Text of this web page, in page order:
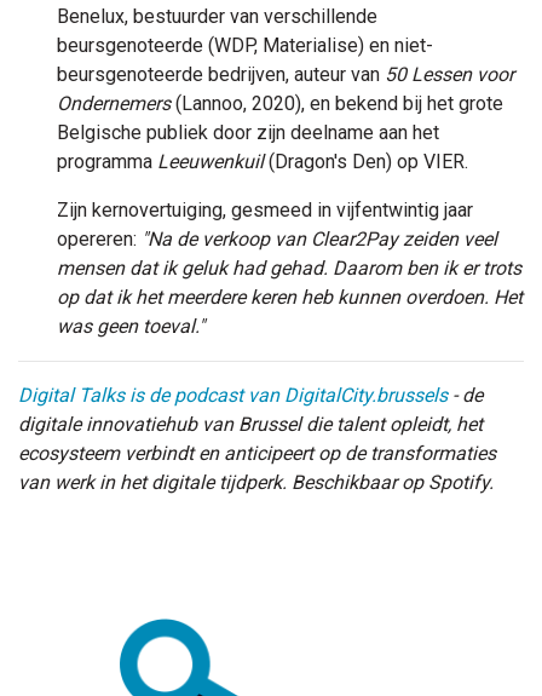
Benelux, bestuurder van verschillende
beursgenoteerde (WDP, Materialise) en niet-
beursgenoteerde bedrijven, auteur van 50 Lessen voor
Ondernemers(Lannoo, 2020), en bekend bij het grote
Belgische publiek door zijn deelname aan het
programma Leeuwenkuil(Dragon's Den) op VIER.
Zijn kernovertuiging, gesmeed in vijfentwintig jaar
opereren: "Na de verkoop van Clear2Pay zeiden veel
mensen dat ik geluk had gehad. Daarom ben ik er trots
op dat ik het meerdere keren heb kunnen overdoen. Het
was geen toeval."
Digital Talks is de podcast van DigitalCity.brussels- de
digitale innovatiehub van Brussel die talent opleidt, het
ecosysteem verbindt en anticipeert op de transformaties
van werk in het digitale tijdperk. Beschikbaar op Spotify.